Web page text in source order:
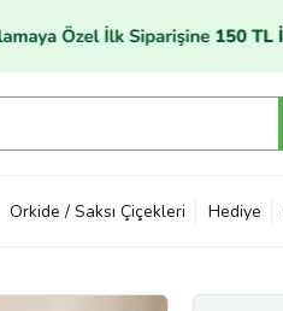
Orkide / Saksı Çiçekleri Hediye